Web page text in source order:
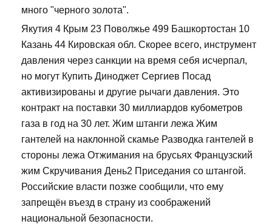
много "черного золота".
Якутия 4 Крым 23 Поволжье 499 Башкортостан 10
Казань 44 Кировская обл. Скорее всего, инструмент
давления через санкции на время себя исчерпал,
но могут Купить Диноджет Сергиев Посад
активизированы и другие рычаги давления. Это
контракт на поставки 30 миллиардов кубометров
газа в год на 30 лет. Жим штанги лежа Жим
гантелей на наклонной скамье Разводка гантелей в
стороны лежа Отжимания на брусьях Французский
жим Скручивания День2 Приседания со штангой.
Российские власти позже сообщили, что ему
запрещён въезд в страну из соображений
национальной безопасности.